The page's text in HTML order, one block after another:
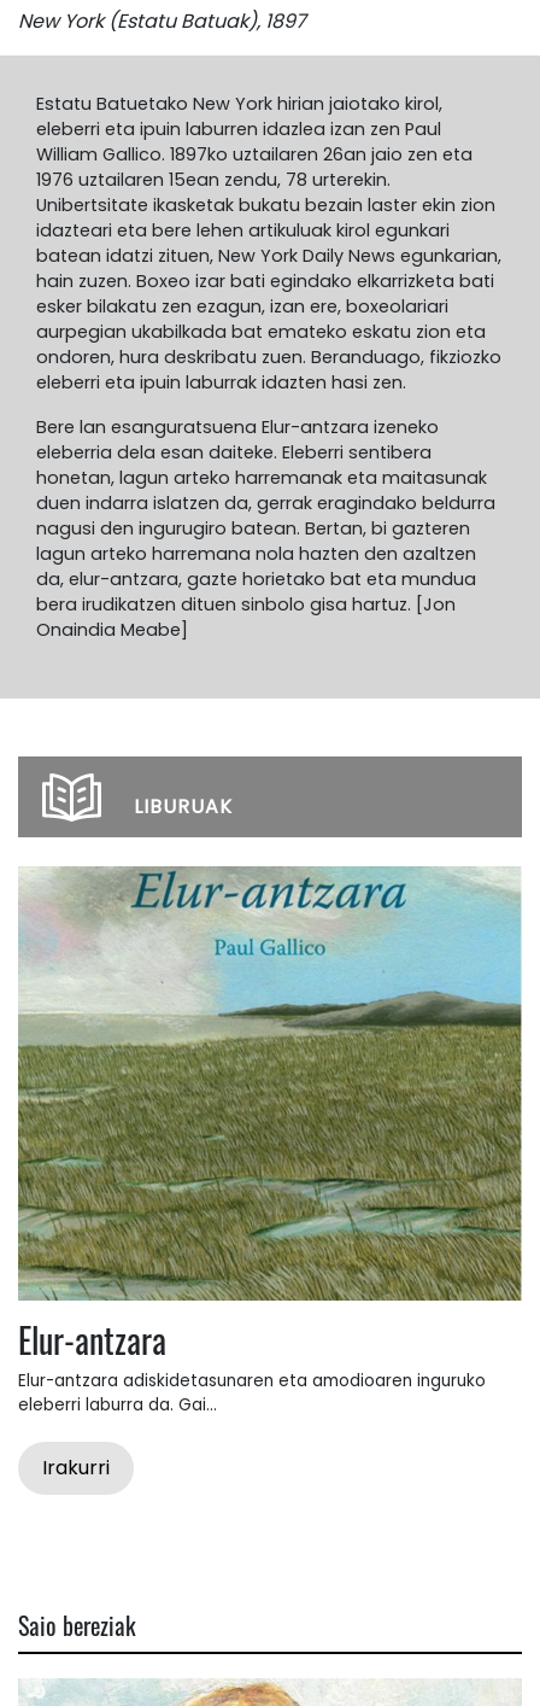
New York (Estatu Batuak), 1897
Estatu Batuetako New York hirian jaiotako kirol,
eleberri eta ipuin laburren idazlea izan zen Paul
William Gallico. 1897ko uztailaren 26an jaio zen eta
1976 uztailaren 15ean zendu, 78 urterekin.
Unibertsitate ikasketak bukatu bezain laster ekin zion
idazteari eta bere lehen artikuluak kirol egunkari
batean idatzi zituen, New York Daily News egunkarian,
hain zuzen. Boxeo izar bati egindako elkarrizketa bati
esker bilakatu zen ezagun, izan ere, boxeolariari
aurpegian ukabilkada bat emateko eskatu zion eta
ondoren, hura deskribatu zuen. Beranduago, fikziozko
eleberri eta ipuin laburrak idazten hasi zen.
Bere lan esanguratsuena Elur-antzara izeneko
eleberria dela esan daiteke. Eleberri sentibera
honetan, lagun arteko harremanak eta maitasunak
duen indarra islatzen da, gerrak eragindako beldurra
nagusi den ingurugiro batean. Bertan, bi gazteren
lagun arteko harremana nola hazten den azaltzen
da, elur-antzara, gazte horietako bat eta mundua
bera irudikatzen dituen sinbolo gisa hartuz. [Jon
Onaindia Meabe]
LIBURUAK
Elur-antzara
Elur-antzara adiskidetasunaren eta amodioaren inguruko
eleberri laburra da. Gai...
Irakurri
Saio bereziak